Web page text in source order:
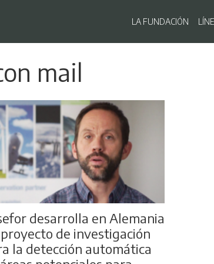
principal
LA FUNDACIÓN
mail
desarrolla en Alemania
de investigación
la detección automática